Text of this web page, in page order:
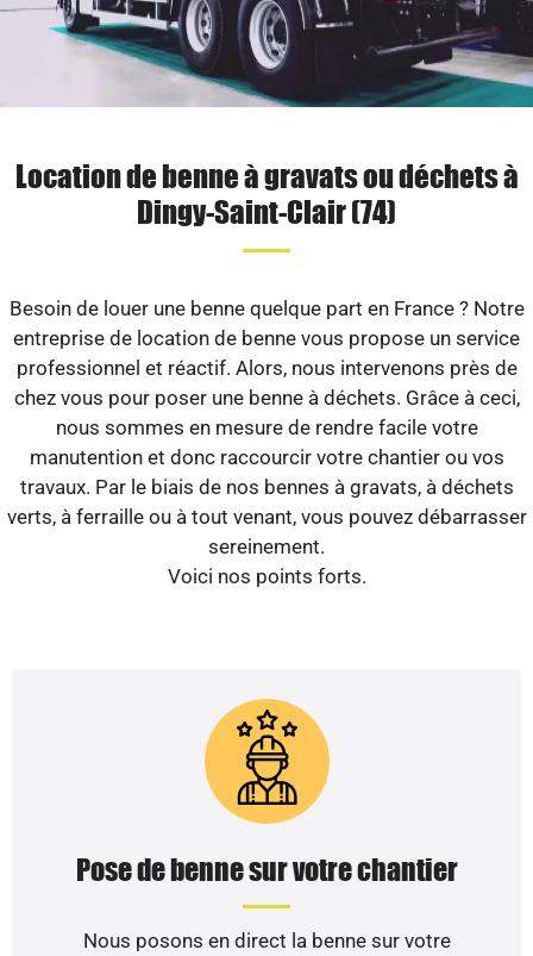
Location de benne à gravats ou déchets à
Dingy-Saint-Clair (74)
Besoin de louer une benne quelque part en France ? Notre
entreprise de location de benne vous propose un service
professionnel et réactif. Alors, nous intervenons près de
chez vous pour poser une benne à déchets. Grâce à ceci,
nous sommes en mesure de rendre facile votre
manutention et donc raccourcir votre chantier ou vos
travaux. Par le biais de nos bennes à gravats, à déchets
verts, à ferraille ou à tout venant, vous pouvez débarrasser
sereinement.
Voici nos points forts.
Pose de benne sur votre chantier
Nous posons en direct la benne sur votre